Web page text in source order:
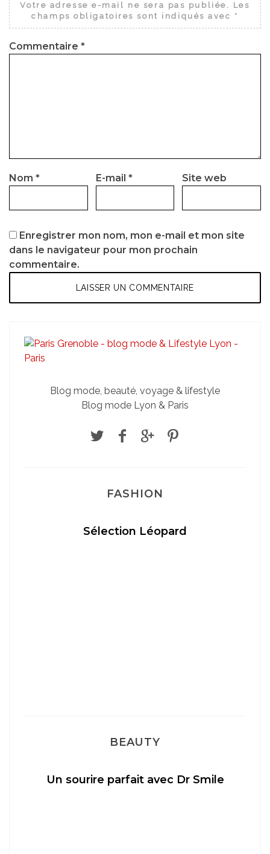
Votre adresse e-mail ne sera pas publiée. Les
champs obligatoires sont indiqués avec *
Commentaire *
Nom * E-mail * Site web
Enregistrer mon nom, mon e-mail et mon site
dans le navigateur pour mon prochain
commentaire.
Blog mode, beauté, voyage & lifestyle
Blog mode Lyon & Paris
FASHION
Sélection Léopard
BEAUTY
Un sourire parfait avec Dr Smile